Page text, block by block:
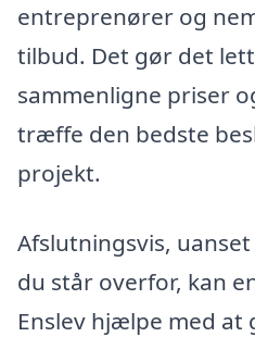
entreprenører og
tilbud. Det gør det
sammenligne priser
træffe den bedste
projekt.
Afslutningsvis,
du står overfor, kan
Enslev hjælpe med